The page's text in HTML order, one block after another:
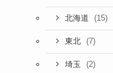
北海道 (15)
東北 (7)
埼玉 (2)